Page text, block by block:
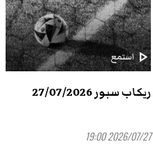
play_arrowاستمع
ريكاب سبور 27/07/2026
2026/07/27 19:00